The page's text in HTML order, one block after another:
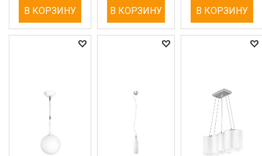
В КОРЗИНУ В КОРЗИНУ В КОРЗИНУ